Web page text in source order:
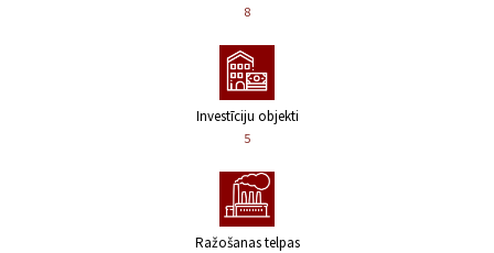
8
Investīciju objekti
5
Ražošanas telpas